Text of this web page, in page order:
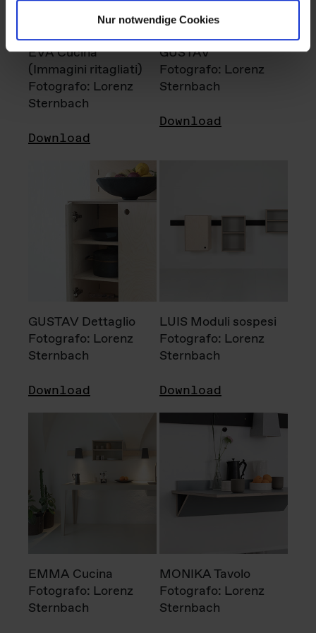
Nur notwendige Cookies
EVA Cucina
(Immagini ritagliati)
Fotografo: Lorenz
Sternbach
Download
GUSTAV
Fotografo: Lorenz
Sternbach
Download
GUSTAV Dettaglio
Fotografo: Lorenz
Sternbach
Download
LUIS Moduli sospesi
Fotografo: Lorenz
Sternbach
Download
EMMA Cucina
Fotografo: Lorenz
Sternbach
MONIKA Tavolo
Fotografo: Lorenz
Sternbach